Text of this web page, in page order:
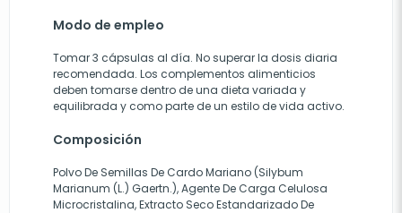
Modo de empleo
Tomar 3 cápsulas al día. No superar la dosis diaria
recomendada. Los complementos alimenticios
deben tomarse dentro de una dieta variada y
equilibrada y como parte de un estilo de vida activo.
Composición
Polvo De Semillas De Cardo Mariano (Silybum
Marianum (L.) Gaertn.), Agente De Carga Celulosa
Microcristalina, Extracto Seco Estandarizado De